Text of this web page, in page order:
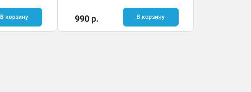
В корзину 990 р. В корзину